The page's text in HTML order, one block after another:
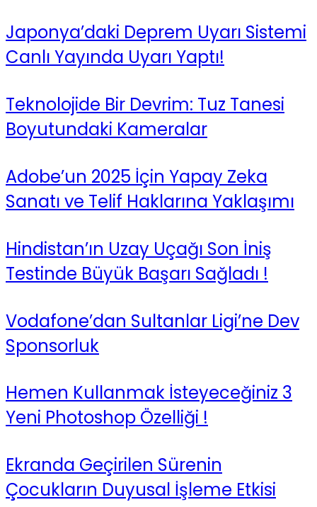
Japonya’daki Deprem Uyarı Sistemi
Canlı Yayında Uyarı Yaptı!
Teknolojide Bir Devrim: Tuz Tanesi
Boyutundaki Kameralar
Adobe’un 2025 İçin Yapay Zeka
Sanatı ve Telif Haklarına Yaklaşımı
Hindistan’ın Uzay Uçağı Son İniş
Testinde Büyük Başarı Sağladı !
Vodafone’dan Sultanlar Ligi’ne Dev
Sponsorluk
Hemen Kullanmak İsteyeceğiniz 3
Yeni Photoshop Özelliği !
Ekranda Geçirilen Sürenin
Çocukların Duyusal İşleme Etkisi